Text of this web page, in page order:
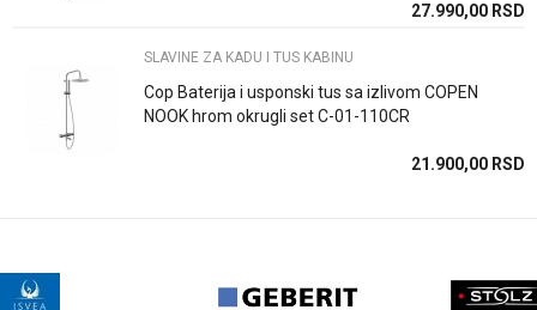
27.990,00 RSD
SLAVINE ZA KADU I TUS KABINU
Cop Baterija i usponski tus sa izlivom COPEN
NOOK hrom okrugli set C-01-110CR
21.900,00 RSD